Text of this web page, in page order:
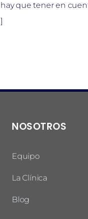
que tener en
NOSOTROS
Equipo
La Clínica
Blog